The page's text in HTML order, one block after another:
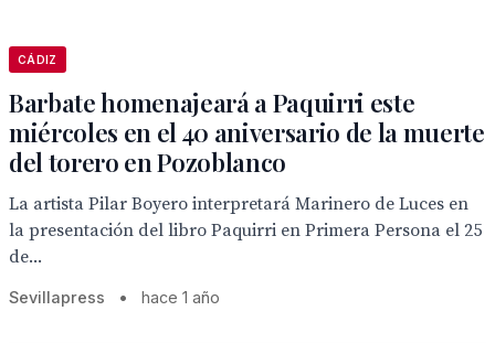
CÁDIZ
Barbate homenajeará a Paquirri este
miércoles en el 40 aniversario de la muerte
del torero en Pozoblanco
La artista Pilar Boyero interpretará Marinero de Luces en
la presentación del libro Paquirri en Primera Persona el 25
de...
Sevillapress • hace 1 año